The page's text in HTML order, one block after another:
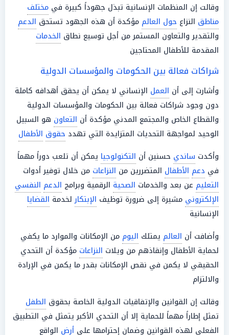
وقالت إن المنظمات الإنسانية تبذل جهوداً كبيرة في مختلف
مناطق النزاع حول العالم مؤكدة أن هذه الجهود تستحق الدعم
والتقدير والتعاون المستمر من أجل توسيع نطاق الخدمات
المقدمة للأطفال المحتاجين
شراكات فعالة بين الحكومات والمؤسسات الدولية
وأشارت إلى أن العمل الإنساني لا يمكن أن يحقق أهدافه كاملة
دون وجود شراكات فعالة بين الحكومات والمؤسسات الدولية
والقطاع الخاص والمجتمع المدني مؤكدة أن التعاون هو السبيل
الوحيد لمواجهة التحديات المتزايدة التي تهدد حقوق الأطفال
وأكدت ساندي حسنين أن التكنولوجيا يمكن أن تلعب دوراً مهماً
في دعم الأطفال المتضررين من النزاعات من خلال توفير أدوات
التعليم عن بعد والخدمات الصحية الرقمية وبرامج الدعم النفسي
الإلكتروني مشيرة إلى ضرورة توظيف الإبتكارلخدمة القضايا
الإنسانية
وأضافت أن العالم يمتلك اليوم من الإمكانات والموارد ما يكفي
لحماية الأطفال وإنقاذهم من ويلات النزاعات مؤكدة أن التحدي
الحقيقي لا يكمن في نقص الإمكانات بقدر ما يكمن في الإرادة
والالتزام
وقالت إن القوانين والإتفاقيات الدولية الخاصة بحقوق الطفل
تمثل إطاراً مهماً للحماية إلا أن التحدي الأكبر يتمثل في التطبيق
الفعلي لهذه القوانين وضمان إحترامها على أرض الواقع